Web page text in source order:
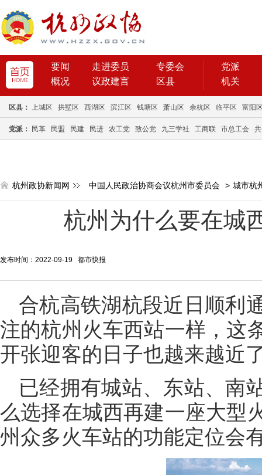
要闻 走进委员
专委会
概况
议政建言 区县
党派
机关
区县： 上城区 拱墅区 西湖区 滨江区 钱塘区 萧山区 余杭区 临平区 富阳
党派： 民革 民盟 民建 民进 农工党 致公党 九三学社 工商联 市总工会
杭州政协新闻网 中国人民政治协商会议杭州市委员会 > 城市杭
杭州为什么要在城
发布时间：2022-09-19 都市快报
合杭高铁湖杭段近日顺利
注的杭州火车西站一样，这
开张迎客的日子也越来越近
已经拥有城站、东站、南
么选择在城西再建一座大型
州众多火车站的功能定位会